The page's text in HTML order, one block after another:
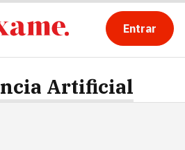
Entrar
Artificial